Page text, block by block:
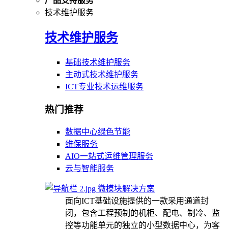
技术维护服务
技术维护服务
基础技术维护服务
主动式技术维护服务
ICT专业技术运维服务
热门推荐
数据中心绿色节能
维保服务
AIO一站式运维管理服务
云与智能服务
微模块解决方案
面向ICT基础设施提供的一款采用通道封
闭，包含工程预制的机柜、配电、制冷、监
控等功能单元的独立的小型数据中心，为客